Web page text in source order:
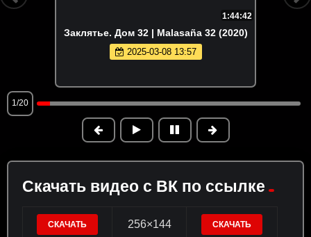
1:44:42
Заклятье. Дом 32 | Malasaña 32 (2020)
2025-03-08 13:57
1/20
Скачать видео с ВК по ссылке
СКАЧАТЬ 256×144 СКАЧАТЬ